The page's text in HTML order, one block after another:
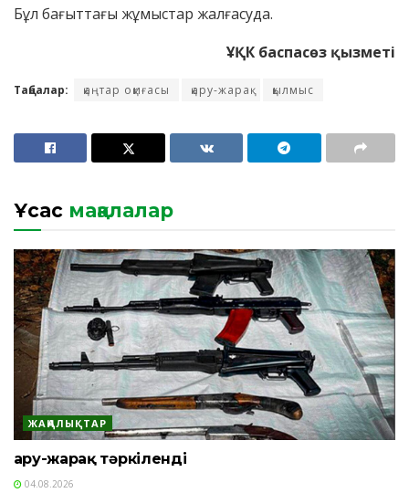
Бұл бағыттағы жұмыстар жалғасуда.
ҰҚК баспасөз қызметі
Таңбалар: қаңтар оқиғасы қару-жарақ қылмыс
Ұқсас мақалалар
ЖАҢАЛЫҚТАР
Қару-жарақ тәркіленді
04.08.2026